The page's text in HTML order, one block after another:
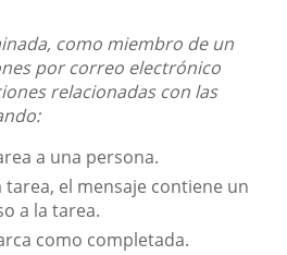
como miembro de un
por correo electrónico
relacionadas con las
a una persona.
tarea, el mensaje contiene un
a la tarea.
como completada.